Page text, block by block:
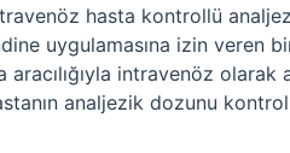
hasta kontrollü
uygulamasına izin veren
intravenöz olarak
analjezik dozunu